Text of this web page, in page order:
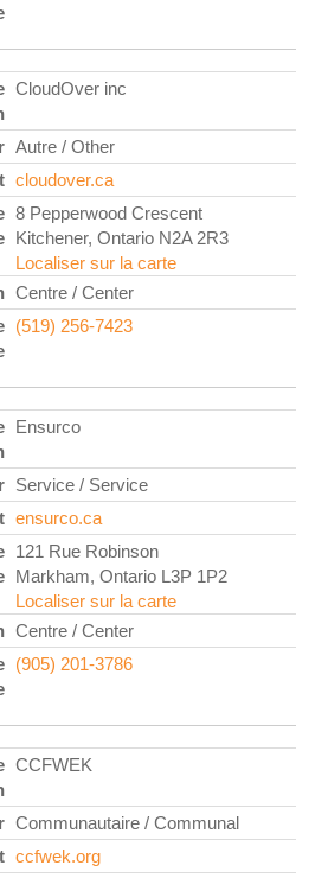
CloudOver inc
Autre / Other
cloudover.ca
8 Pepperwood Crescent
Kitchener, Ontario N2A 2R3
Localiser sur la carte
Centre / Center
(519) 256-7423
Ensurco
Service / Service
ensurco.ca
121 Rue Robinson
Markham, Ontario L3P 1P2
Localiser sur la carte
Centre / Center
(905) 201-3786
CCFWEK
Communautaire / Communal
ccfwek.org